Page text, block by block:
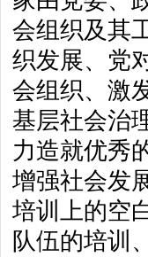
会组织及其
织发展、党
会组织、激
基层社会治
力造就优秀
增强社会发
培训上的空
队伍的培训